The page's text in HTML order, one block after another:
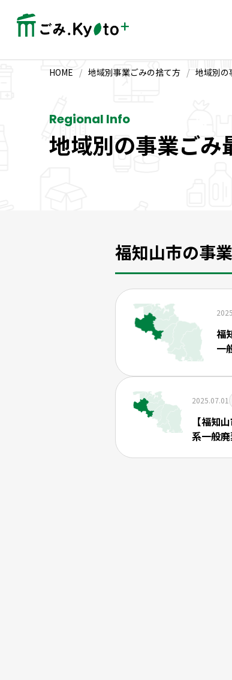
HOME / 地域別事業ごみの捨て方 / 地域別の
Regional Info
地域別の事業ごみ
福知山市の事
福
一
2025.07.01
【福知
系一般